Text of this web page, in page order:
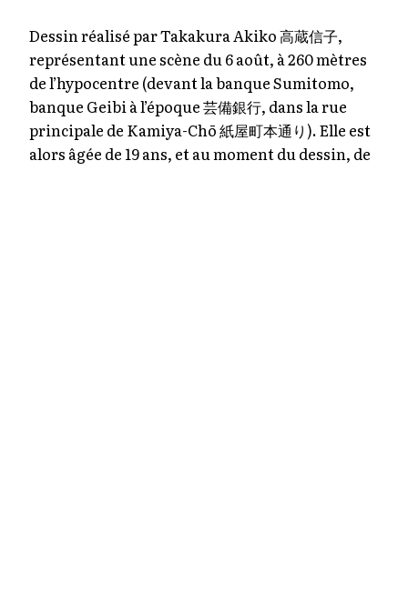
Dessin réalisé par Takakura Akiko 高蔵信子,
représentant une scène du 6 août, à 260 mètres
de l’hypocentre (devant la banque Sumitomo,
banque Geibi à l’époque 芸備銀行, dans la rue
principale de Kamiya-Chō 紙屋町本通り). Elle est
alors âgée de 19 ans, et au moment du dessin, de